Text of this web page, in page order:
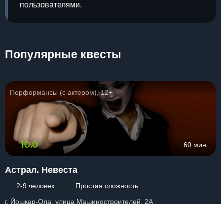
пользователями.
Популярные квесты
Перформансы (с актером), 12+
10.0 60 мин.
Астрал. Невеста
2-9 человек
Простая сложность
г. Йошкар-Ола, улица Машиностроителей, 2А